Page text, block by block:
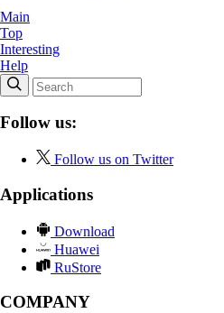
Main
Top
Interesting
Help
Follow us:
Follow us on Twitter
Applications
Download
Huawei
RuStore
COMPANY